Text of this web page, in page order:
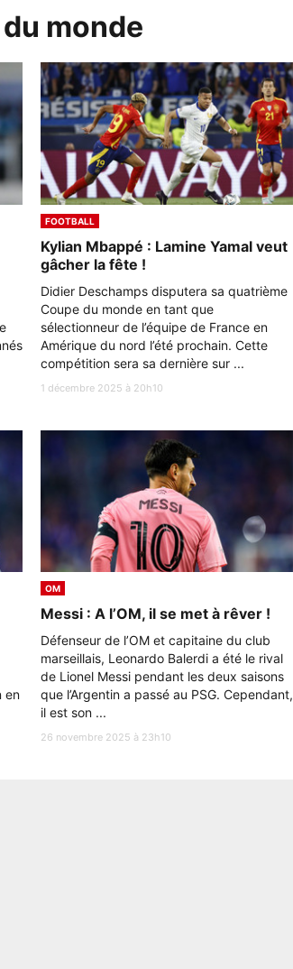
monde
FOOTBALL
Kylian Mbappé : Lamine Yamal veut
gâcher la fête !
Didier Deschamps disputera sa quatrième
Coupe du monde en tant que
sélectionneur de l’équipe de France en
Amérique du nord l’été prochain. Cette
compétition sera sa dernière sur ...
1 décembre 2025 à 20h10
en
OM
Messi : A l’OM, il se met à rêver !
Défenseur de l’OM et capitaine du club
marseillais, Leonardo Balerdi a été le rival
de Lionel Messi pendant les deux saisons
que l’Argentin a passé au PSG. Cependant,
il est son ...
26 novembre 2025 à 23h10